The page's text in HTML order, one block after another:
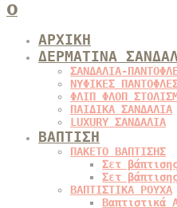
0
ΑΡΧΙΚΗ
ΔΕΡΜΑΤΙΝΑ
ΣΑΝΔΑΛΙΑ-
ΝΥΦΙΚΕΣ
ΦΛΙΠ ΦΛΟΠ
ΠΑΙΔΙΚΑ ΣΑΝΔΑΛΙΑ
LUXURY ΣΑΝΔΑΛΙΑ
ΒΑΠΤΙΣΗ
ΠΑΚΕΤΟ ΒΑΠΤΙΣΗΣ
Σετ
Σετ
ΒΑΠΤΙΣΤΙΚΑ ΡΟΥΧΑ
Βαπτιστικά